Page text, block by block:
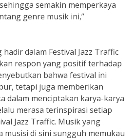
semakin memperkaya
genre musik ini,”
dalam Festival Jazz Traffic
respon yang positif terhadap
bahwa festival ini
tetapi juga memberikan
dalam menciptakan karya-karya
merasa terinspirasi setiap
Jazz Traffic. Musik yang
musisi di sini sungguh memukau